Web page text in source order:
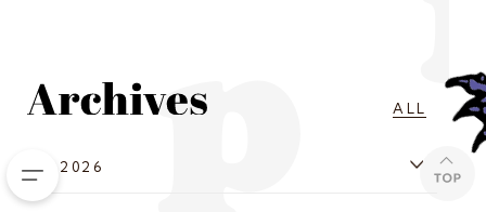
ALL
2026